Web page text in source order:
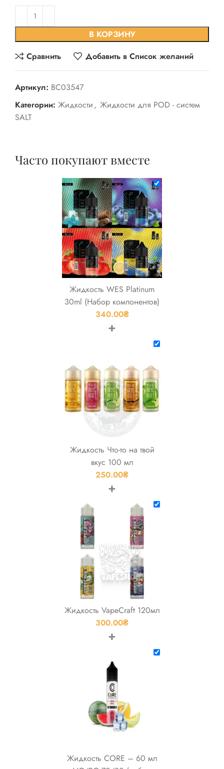
В КОРЗИНУ
Сравнить
Добавить в Список желаний
Артикул: BC03547
Категории: Жидкости, Жидкости для POD - систем
SALT
Часто покупают вместе
Жидкость WES Platinum
30ml (Набор компонентов)
340.00₴
+
Жидкость Что-то на твой
вкус 100 мл
250.00₴
+
Жидкость VapeCraft 120мл
300.00₴
+
Жидкость CORE – 60 мл